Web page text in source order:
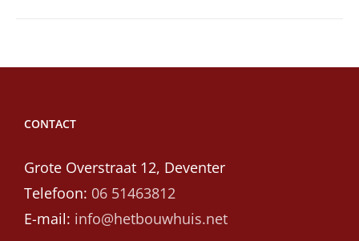
CONTACT
Grote Overstraat 12, Deventer
Telefoon: 06 51463812
E-mail: info@hetbouwhuis.net